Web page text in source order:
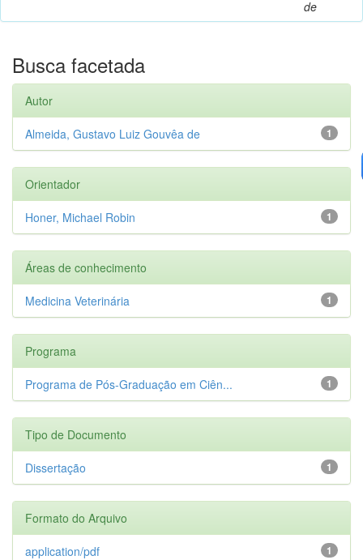
de
Busca facetada
Autor
1
Almeida, Gustavo Luiz Gouvêa de
Orientador
1
Honer, Michael Robin
Áreas de conhecimento
1
Medicina Veterinária
Programa
1
Programa de Pós-Graduação em Ciên...
Tipo de Documento
1
Dissertação
Formato do Arquivo
1
application/pdf